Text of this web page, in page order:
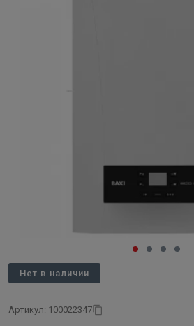
Нет в наличии
Артикул: 100022347